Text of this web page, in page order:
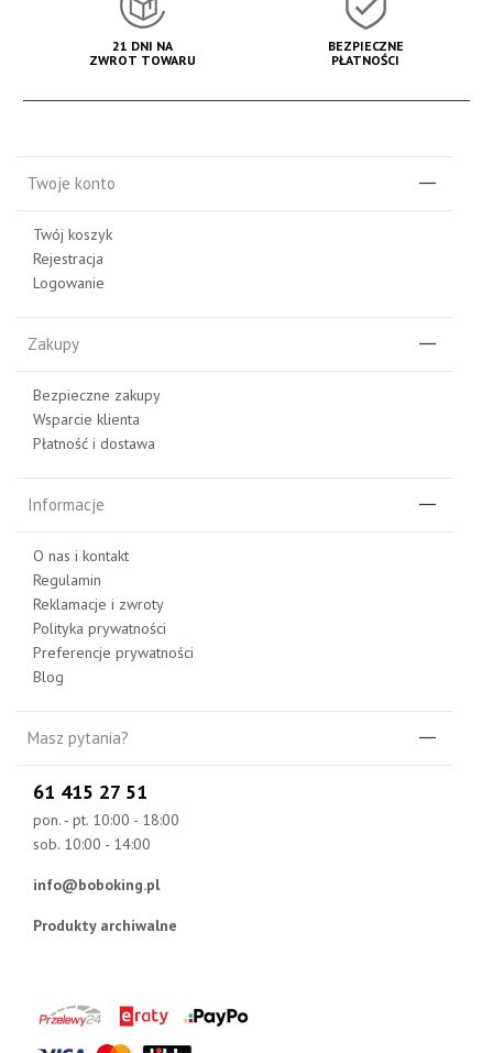
21 DNI NA
ZWROT TOWARU
BEZPIECZNE
PŁATNOŚCI
Twoje konto
Twój koszyk
Rejestracja
Logowanie
Zakupy
Bezpieczne zakupy
Wsparcie klienta
Płatność i dostawa
Informacje
O nas i kontakt
Regulamin
Reklamacje i zwroty
Polityka prywatności
Preferencje prywatności
Blog
Masz pytania?
61 415 27 51
pon. - pt. 10:00 - 18:00
sob. 10:00 - 14:00
info@boboking.pl
Produkty archiwalne